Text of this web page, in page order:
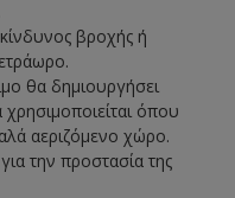
βροχής ή
θα δημιουργήσει
όπου
αεριζόμενο χώρο.
την προστασία της